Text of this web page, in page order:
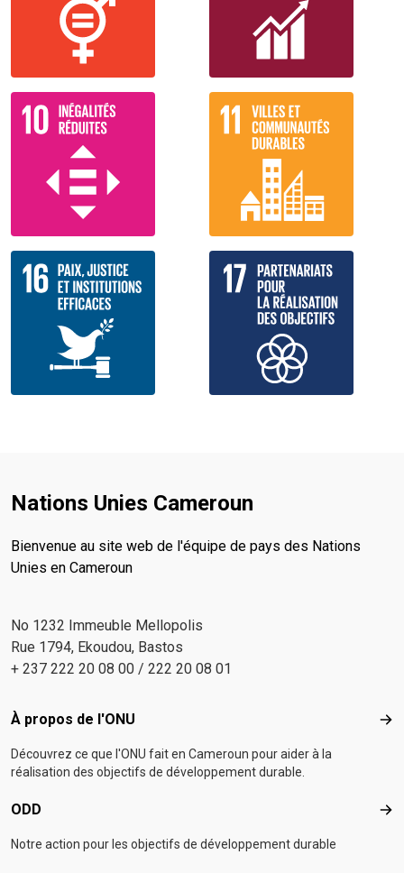
Nations Unies Cameroun
Bienvenue au site web de l'équipe de pays des Nations
Unies en Cameroun
No 1232 Immeuble Mellopolis
Rue 1794, Ekoudou, Bastos
+ 237 222 20 08 00 / 222 20 08 01
Footer menu
À propos de l'ONU À
Découvrez ce que l'ONU fait en Cameroun pour aider à la
réalisation des objectifs de développement durable.
ODD
Notre action pour les objectifs de développement durable